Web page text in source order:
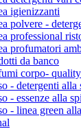
igienizzanti
polvere -
professional
profumatori
da banco
corpo-
- detergenti alla
- essenze alla
- linea green